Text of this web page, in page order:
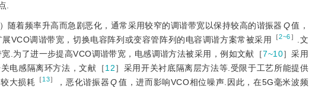
.
随着频率升高而急剧恶化，通常采用较窄的调谐带宽以保持较高的谐振器 Q值，
VCO调谐带宽，切换电容阵列或变容管阵列的电容调谐方案常被采用 ［2~6］
.文
.为了进一步提高VCO调谐带宽，电感调谐方法被采用，例如文献［7~10］采用
电感隔离环方法，文献［12］采用开关衬底隔离层方法等.受限于工艺所能提供
大损耗
［13］ ，恶化谐振器 Q值，进而影响VCO相位噪声.因此，在5G毫米波频